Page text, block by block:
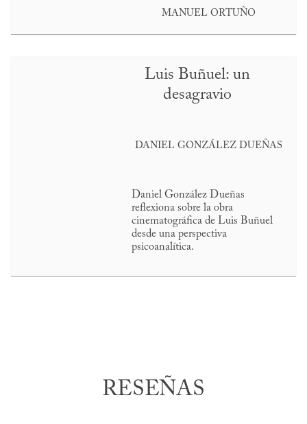
MANUEL ORTUÑO
Luis Buñuel: un
desagravio
DANIEL GONZÁLEZ DUEÑAS
Daniel González Dueñas
reflexiona sobre la obra
cinematográfica de Luis Buñuel
desde una perspectiva
psicoanalítica.
RESEÑAS